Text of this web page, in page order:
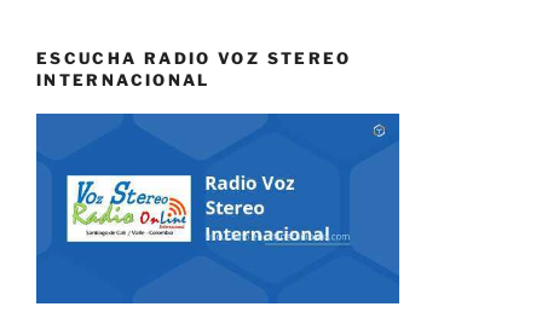
ESCUCHA RADIO VOZ STEREO
INTERNACIONAL